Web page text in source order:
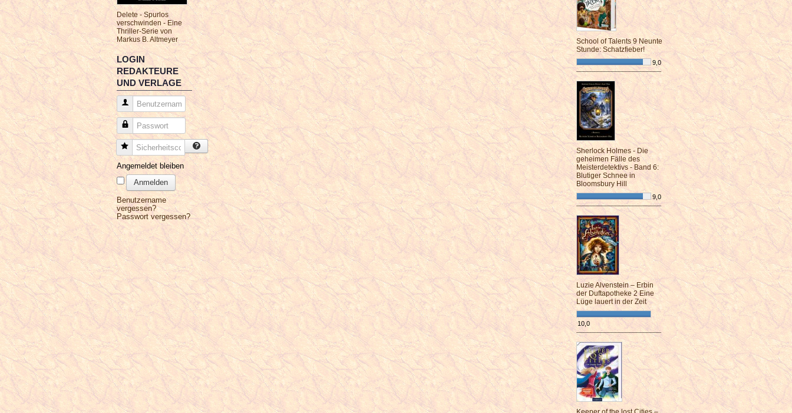
Delete - Spurlos
verschwinden - Eine
Thriller-Serie von
Markus B. Altmeyer
LOGIN
REDAKTEURE
UND VERLAGE
Benutzername
Passwort
Sicherheitscode
Angemeldet bleiben
Anmelden
Benutzername
vergessen?
Passwort vergessen?
School of Talents 9 Neunte
Stunde: Schatzfieber!
9,0
¯¯¯¯¯¯¯¯¯¯¯¯¯¯¯¯¯¯¯¯¯¯¯¯
Sherlock Holmes - Die
geheimen Fälle des
Meisterdetektivs - Band 6:
Blutiger Schnee in
Bloomsbury Hill
9,0
¯¯¯¯¯¯¯¯¯¯¯¯¯¯¯¯¯¯¯¯¯¯¯¯
Luzie Alvenstein – Erbin
der Duftapotheke 2 Eine
Lüge lauert in der Zeit
10,0
¯¯¯¯¯¯¯¯¯¯¯¯¯¯¯¯¯¯¯¯¯¯¯¯